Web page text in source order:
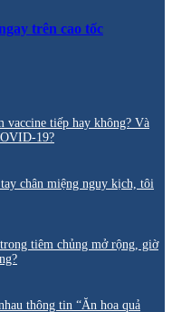
trên cao tốc
vaccine tiếp hay không? Và
19?
chân miệng nguy kịch, tôi
tiêm chủng mở rộng, giờ
thông tin “Ăn hoa quả